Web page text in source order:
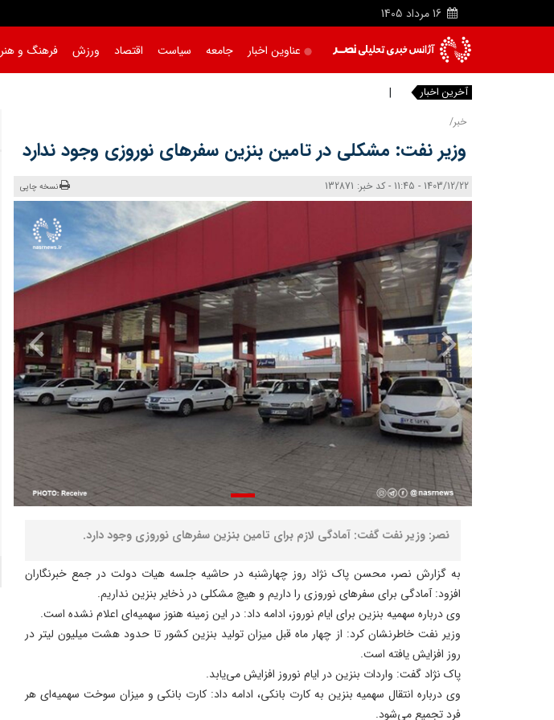
16 مرداد 1405
عناوین اخبار جامعه سیاست اقتصاد ورزش فرهنگ و هنر
آخرین اخبار ترامپ
خبر/
وزیر نفت: مشکلی در تامین بنزین سفرهای نوروزی وجود ندارد
1403/12/22 - 11:45 - کد خبر: 132871 نسخه چاپی
نصر: وزیر نفت گفت: آمادگی لازم برای تامین بنزین سفرهای نوروزی وجود دارد.
به گزارش نصر، محسن پاک نژاد روز چهارشنبه در حاشیه جلسه هیات دولت در جمع خبرنگاران
افزود: آمادگی برای سفرهای نوروزی را داریم و هیچ مشکلی در ذخایر بنزین نداریم.
وی درباره سهمیه بنزین برای ایام نوروز، ادامه داد: در این زمینه هنوز سهمیه‌ای اعلام نشده است.
وزیر نفت خاطرنشان کرد: از چهار ماه قبل میزان تولید بنزین کشور تا حدود هشت میلیون لیتر در
روز افزایش یافته است.
پاک نژاد گفت: واردات بنزین در ایام نوروز افزایش می‌یابد.
وی درباره انتقال سهمیه بنزین به کارت بانکی، ادامه داد: کارت بانکی و میزان سوخت سهمیه‌ای هر
فرد تجمیع می‌شود.